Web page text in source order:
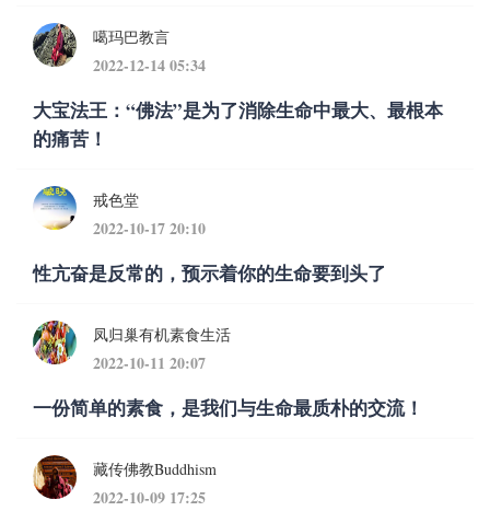
噶玛巴教言
2022-12-14 05:34
大宝法王：“佛法”是为了消除生命中最大、最根本
的痛苦！
戒色堂
2022-10-17 20:10
性亢奋是反常的，预示着你的生命要到头了
凤归巢有机素食生活
2022-10-11 20:07
一份简单的素食，是我们与生命最质朴的交流！
藏传佛教Buddhism
2022-10-09 17:25